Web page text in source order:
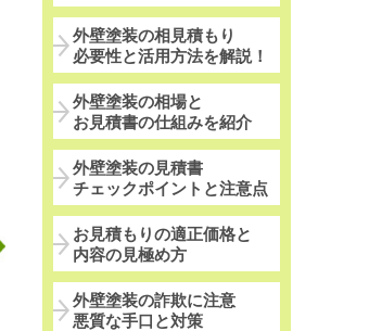
外壁塗装の相見積もり
必要性と活用方法を解説！
外壁塗装の相場と
お見積書の仕組みを紹介
外壁塗装の見積書
チェックポイントと注意点
お見積もりの適正価格と
内容の見極め方
外壁塗装の詐欺に注意
悪質な手口と対策